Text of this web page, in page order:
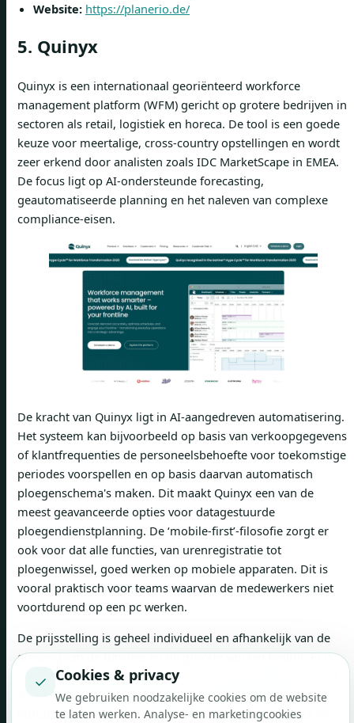
Website: https://planerio.de/
5. Quinyx
Quinyx is een internationaal georiënteerd workforce
management platform (WFM) gericht op grotere bedrijven in
sectoren als retail, logistiek en horeca. De tool is een goede
keuze voor meertalige, cross-country opstellingen en wordt
zeer erkend door analisten zoals IDC MarketScape in EMEA.
De focus ligt op AI-ondersteunde forecasting,
geautomatiseerde planning en het naleven van complexe
compliance-eisen.
De kracht van Quinyx ligt in AI-aangedreven automatisering.
Het systeem kan bijvoorbeeld op basis van verkoopgegevens
of klantfrequenties de personeelsbehoefte voor toekomstige
periodes voorspellen en op basis daarvan automatisch
ploegenschema's maken. Dit maakt Quinyx een van de
meest geavanceerde opties voor datagestuurde
ploegendienstplanning. De ‘mobile-first’-filosofie zorgt er
ook voor dat alle functies, van urenregistratie tot
ploegenwissel, goed werken op mobiele apparaten. Dit is
vooral praktisch voor teams waarvan de medewerkers niet
voortdurend op een pc werken.
De prijsstelling is geheel individueel en afhankelijk van de
omvang van de functies en de grootte van het bedrijf. Er is
geen openbaar prijsschema, dus u zult een offerte op maat
moeten aanvragen. Vanwege de complexiteit gaat de
introductie doorgaans gepaard met een groter project en
✓ Cookies & privacy
We gebruiken noodzakelijke cookies om de website
te laten werken. Analyse- en marketingcookies